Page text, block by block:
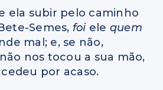
ela subir pelo caminho
Semes, foi ele quem
mal; e, se não,
nos tocou a sua mão,
por acaso.